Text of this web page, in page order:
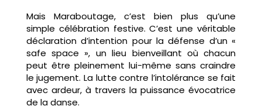
Mais Maraboutage, c’est bien plus qu’une
simple célébration festive. C’est une véritable
déclaration d’intention pour la défense d’un «
safe space », un lieu bienveillant où chacun
peut être pleinement lui-même sans craindre
le jugement. La lutte contre l’intolérance se fait
avec ardeur, à travers la puissance évocatrice
de la danse.